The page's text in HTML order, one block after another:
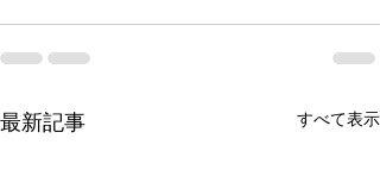
最新記事 すべて表示